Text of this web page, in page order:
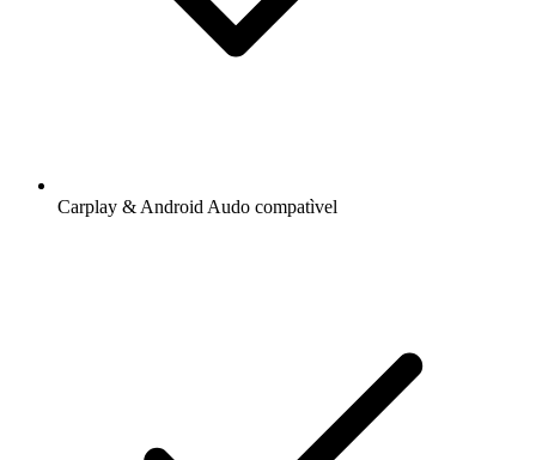
Carplay & Android Audo compatìvel